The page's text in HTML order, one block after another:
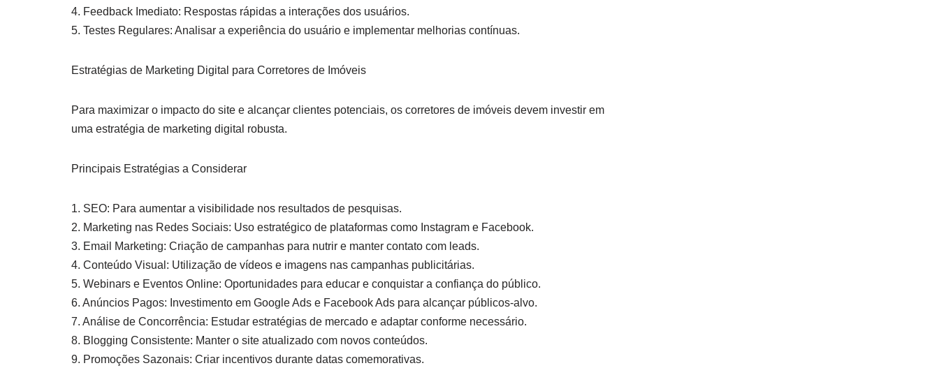
4. Feedback Imediato: Respostas rápidas a interações dos usuários.
5. Testes Regulares: Analisar a experiência do usuário e implementar melhorias contínuas.
Estratégias de Marketing Digital para Corretores de Imóveis
Para maximizar o impacto do site e alcançar clientes potenciais, os corretores de imóveis devem investir em
uma estratégia de marketing digital robusta.
Principais Estratégias a Considerar
1. SEO: Para aumentar a visibilidade nos resultados de pesquisas.
2. Marketing nas Redes Sociais: Uso estratégico de plataformas como Instagram e Facebook.
3. Email Marketing: Criação de campanhas para nutrir e manter contato com leads.
4. Conteúdo Visual: Utilização de vídeos e imagens nas campanhas publicitárias.
5. Webinars e Eventos Online: Oportunidades para educar e conquistar a confiança do público.
6. Anúncios Pagos: Investimento em Google Ads e Facebook Ads para alcançar públicos-alvo.
7. Análise de Concorrência: Estudar estratégias de mercado e adaptar conforme necessário.
8. Blogging Consistente: Manter o site atualizado com novos conteúdos.
9. Promoções Sazonais: Criar incentivos durante datas comemorativas.